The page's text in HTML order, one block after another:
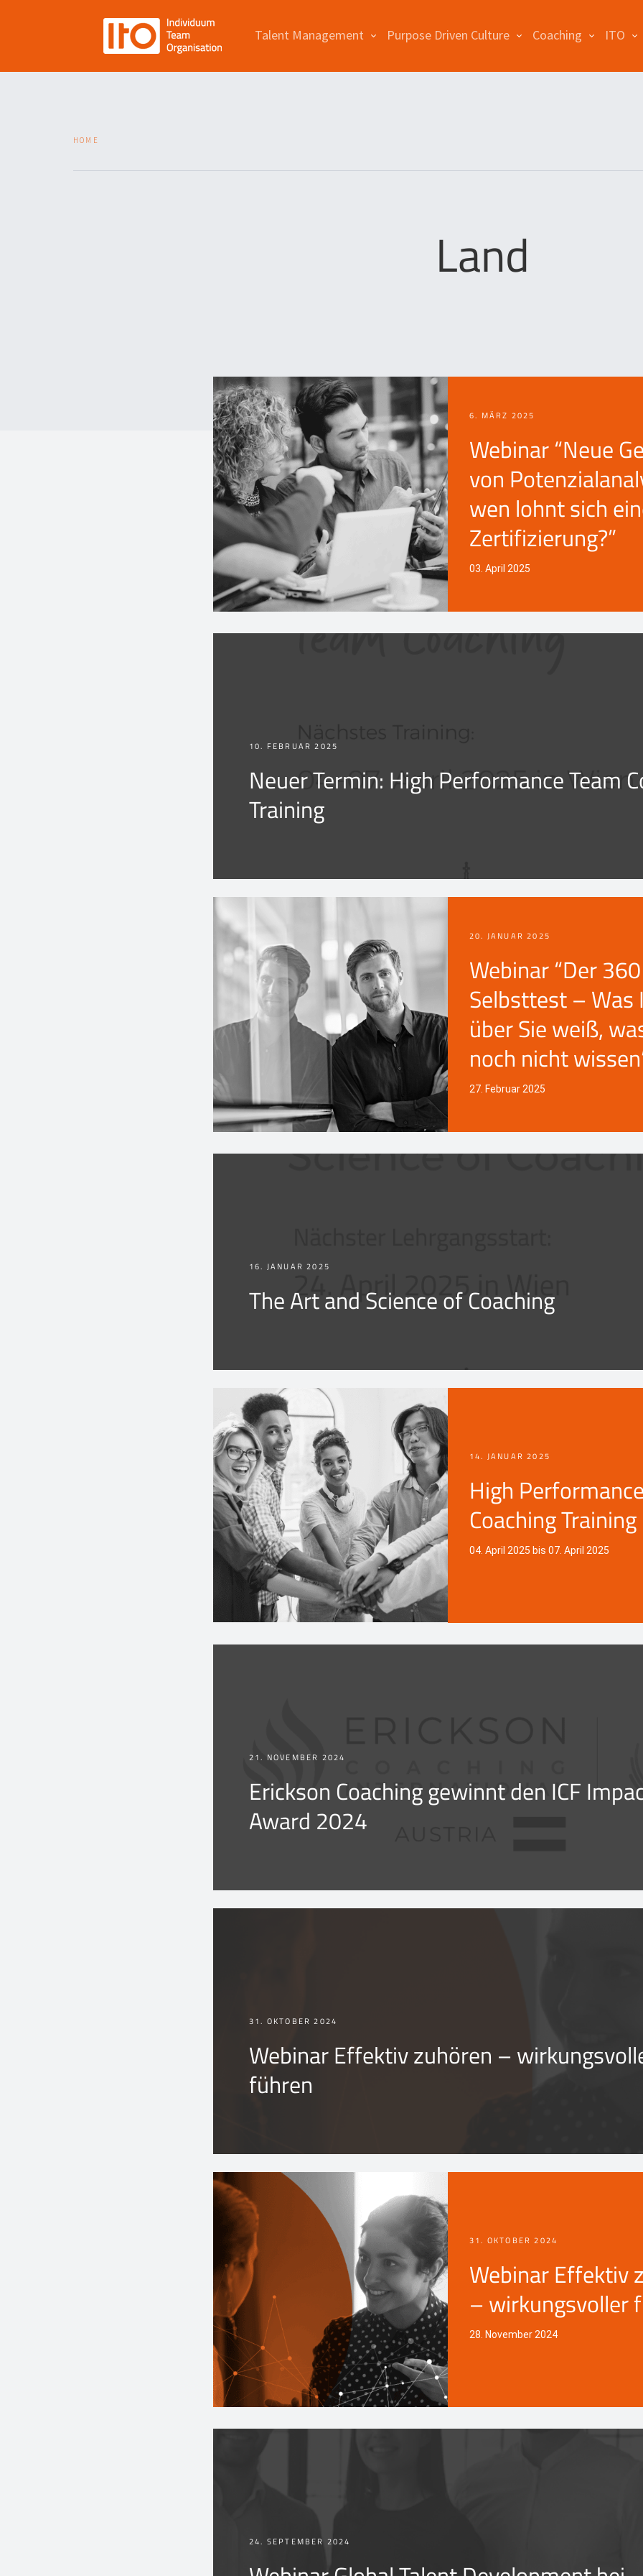
Talent Management Purpose Driven Culture Coaching ITO
HOME
Land
6. MÄRZ 2025
Webinar “Neue
von
wen lohnt sich
Zertifizierung?”
03. April 2025
10. FEBRUAR 2025
Neuer Termin: High Performance Team
Training
20. JANUAR 2025
Webinar “Der
Selbsttest – Was
über Sie weiß,
noch nicht
27. Februar 2025
16. JANUAR 2025
The Art and Science of Coaching
14. JANUAR 2025
High
Coaching Training
04. April 2025 bis 07. April 2025
21. NOVEMBER 2024
Erickson Coaching gewinnt den ICF
Award 2024
31. OKTOBER 2024
Webinar Effektiv zuhören –
führen
31. OKTOBER 2024
Webinar Effektiv
– wirkungsvoller
28. November 2024
24. SEPTEMBER 2024